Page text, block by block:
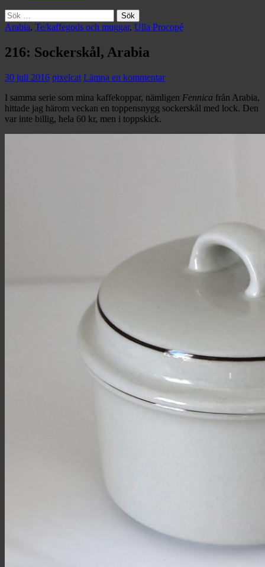
Sök
efter:
Arabia, Te/kaffegods och muggar, Ulla Procopé
216: Sockerskål, Arabia
30 juli 2016 pixelcat Lämna en kommentar
I samma serie som mina kaffekoppar, nämligen Fennica från Arabia,
hittade jag härom veckan en toppensnygg sockerskål med lock. Den
var inte billig, hela 60 kr, men i toppskick.